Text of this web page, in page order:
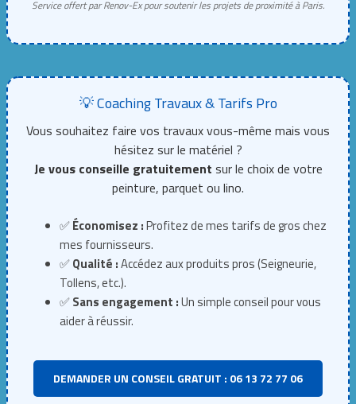
Service offert par Renov-Ex pour soutenir les projets de proximité à Paris.
💡 Coaching Travaux & Tarifs Pro
Vous souhaitez faire vos travaux vous-même mais vous
hésitez sur le matériel ?
Je vous conseille gratuitement sur le choix de votre
peinture, parquet ou lino.
✅Économisez :Profitez de mes tarifs de gros chez
mes fournisseurs.
✅Qualité :Accédez aux produits pros (Seigneurie,
Tollens, etc.).
✅Sans engagement :Un simple conseil pour vous
aider à réussir.
DEMANDER UN CONSEIL GRATUIT : 06 13 72 77 06